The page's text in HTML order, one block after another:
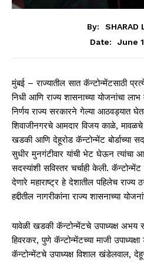
By:
SHARAD
Date:
June
मुंबई – राज्यातील सात कॅन्टोन्मेंटसाठी
निधी आणि राज्य शासनाच्या योजनांचा लाभ
निर्णय राज्य सरकारने गेल्या आठवड्यात
शिवाजीनगरचे आमदार विजय काळे,
खडकी आणि देहूरोड कॅन्टोन्मेंट बोर्डाच्या
सुधीर मुनगंटीवार यांची भेट घेऊन त्यांचा
सदस्यांशी सविस्तर चर्चाही केली. कॅन्टोन्मेंट
देणारे महाराष्ट्र हे देशातील पहिलेच
हद्दीतील नागरीकांना राज्य शासनाच्या
यावेळी खडकी कॅन्टोन्मेंटचे उपाध्यक्ष
हिवरकर, पुणे कॅन्टोन्मेंटच्या माजी
कॅन्टोन्मेंटचे उपाध्यक्ष विशाल खंडेलवाल,